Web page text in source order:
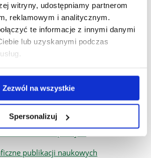
witryny, udostępniamy partnerom
reklamowym i analitycznym.
te informacje z innymi danymi
lub uzyskanymi podczas
Zezwól na wszystkie
Spersonalizuj
do środowiska
a środowisko przyrodnicze
roślin
przyrodników
publikacji naukowych